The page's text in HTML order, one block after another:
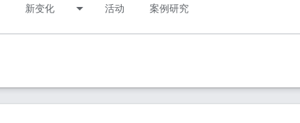
新变化 活动 案例研究